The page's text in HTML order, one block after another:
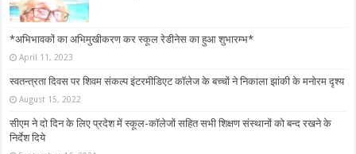
*अभिभावकों का अभिमुखीकरण कर स्कूल रेडीनेस का हुआ शुभारम्भ*
April 11, 2023
स्वतन्त्रता दिवस पर शिवम संकल्प इंटरमीडिएट कॉलेज के बच्चों ने निकाला झांकी के मनोरम दृश्य
August 15, 2022
सीएम ने दो दिन के लिए प्रदेश में स्कूल-कॉलेजों सहित सभी शिक्षण संस्थानों को बन्द रखने के
निर्देश दिये